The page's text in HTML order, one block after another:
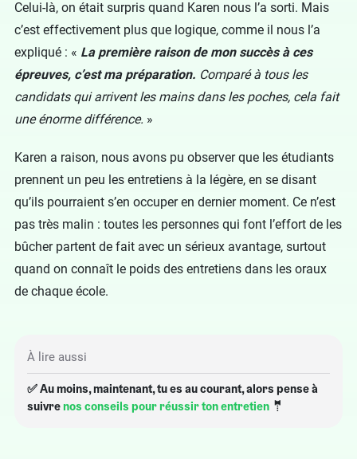
Celui-là, on était surpris quand Karen nous l’a sorti. Mais
c’est effectivement plus que logique, comme il nous l’a
expliqué : « La première raison de mon succès à ces
épreuves, c’est ma préparation. Comparé à tous les
candidats qui arrivent les mains dans les poches, cela fait
une énorme différence. »
Karen a raison, nous avons pu observer que les étudiants
prennent un peu les entretiens à la légère, en se disant
qu’ils pourraient s’en occuper en dernier moment. Ce n’est
pas très malin : toutes les personnes qui font l’effort de les
bûcher partent de fait avec un sérieux avantage, surtout
quand on connaît le poids des entretiens dans les oraux
de chaque école.
À lire aussi
✅ Au moins, maintenant, tu es au courant, alors pense à
suivrenos conseils pour réussir ton entretien 🤵